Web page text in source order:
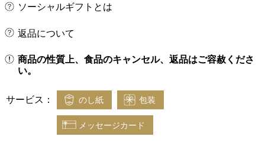
ソーシャルギフトとは
返品について
商品の性質上、食品のキャンセル、返品はご容赦くださ
い。
サービス： のし紙 包装
メッセージカード